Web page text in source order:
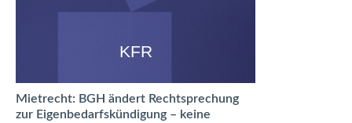
KFR
Mietrecht: BGH ändert Rechtsprechung
zur Eigenbedarfskündigung – keine